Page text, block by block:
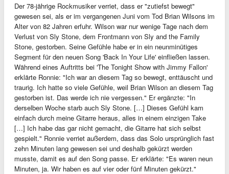
Der 78-jährige Rockmusiker verriet, dass er "zutiefst bewegt"
gewesen sei, als er im vergangenen Juni vom Tod Brian Wilsons im
Alter von 82 Jahren erfuhr. Wilson war nur wenige Tage nach dem
Verlust von Sly Stone, dem Frontmann von Sly and the Family
Stone, gestorben. Seine Gefühle habe er in ein neunminütiges
Segment für den neuen Song 'Back In Your Life' einfließen lassen.
Während eines Auftritts bei 'The Tonight Show with Jimmy Fallon'
erklärte Ronnie: "Ich war an diesem Tag so bewegt, enttäuscht und
traurig. Ich hatte so viele Gefühle, weil Brian Wilson an diesem Tag
gestorben ist. Das werde ich nie vergessen." Er ergänzte: "In
derselben Woche starb auch Sly Stone. […] Dieses Gefühl kam
einfach durch meine Gitarre heraus, alles in einem einzigen Take
[…] Ich habe das gar nicht gemacht, die Gitarre hat sich selbst
gespielt." Ronnie verriet außerdem, dass das Solo ursprünglich fast
zehn Minuten lang gewesen sei und deshalb gekürzt werden
musste, damit es auf den Song passe. Er erklärte: "Es waren neun
Minuten, ja. Wir haben es auf vier oder fünf Minuten gekürzt."